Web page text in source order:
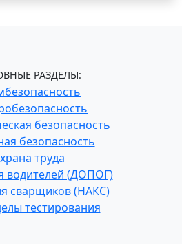
РАЗДЕЛЫ:
безопасность
безопасность
труда
водителей (ДОПОГ)
сварщиков (НАКС)
тестирования